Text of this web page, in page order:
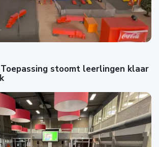
stoomt leerlingen klaar